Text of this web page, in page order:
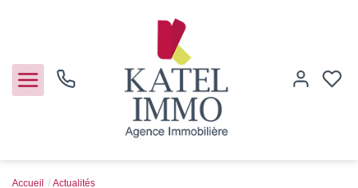
Accueil Actualités